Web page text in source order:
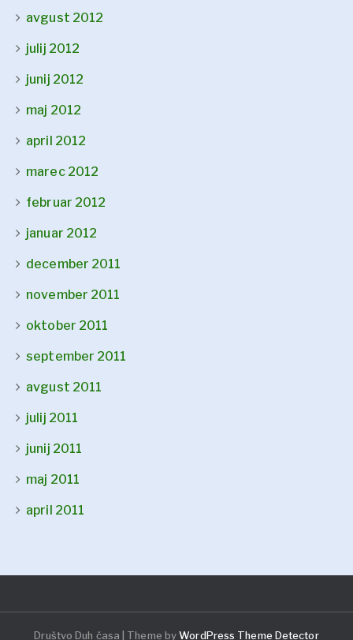
avgust 2012
julij 2012
junij 2012
maj 2012
april 2012
marec 2012
februar 2012
januar 2012
december 2011
november 2011
oktober 2011
september 2011
avgust 2011
julij 2011
junij 2011
maj 2011
april 2011
Društvo Duh časa | Theme byWordPress Theme Detector